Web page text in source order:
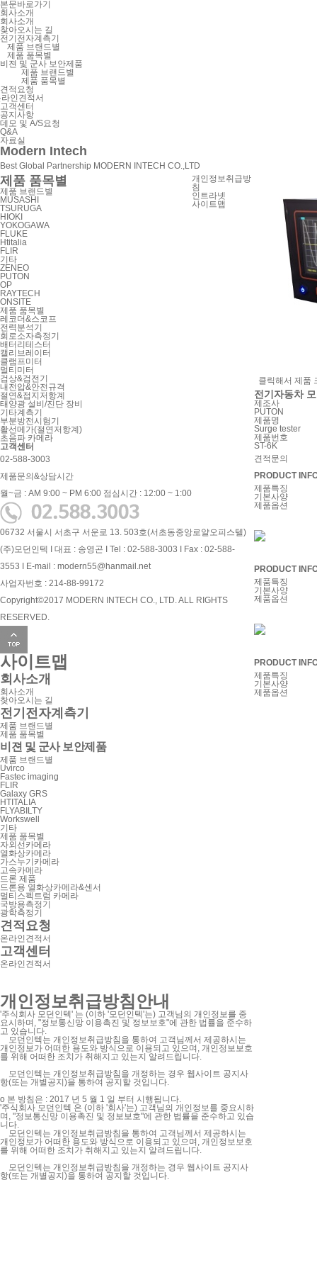
본문바로가기
회사소개
회사소개
찾아오시는 길
전기전자계측기
제품 브랜드별
제품 품목별
비젼 및 군사 보안제품
제품 브랜드별
제품 품목별
견적요청
인견적서
고객센터
공지사항
데모 및 A/S요청
Q&A
자료실
Modern Intech
Best Global Partnership MODERN INTECH CO.,LTD
제품 품목별
제품 브랜드별
MUSASHI
TSURUGA
HIOKI
YOKOGAWA
FLUKE
Htitalia
FLIR
기타
ZENEO
PUTON
OP
RAYTECH
ONSITE
제품 품목별
레코더&스코프
전력분석기
회로소자측정기
배터리테스터
캘리브레이터
클램프미터
멀티미터
검상&검전기
내전압&안전규격
절연&접지저항계
태양광 설비/진단 장비
기타계측기
부분방전시험기
활선메가(절연저항계)
초음파 카메라
고객센터
02-588-3003
제품문의&상담시간
월~금 : AM 9:00 ~ PM 6:00 점심시간 : 12:00 ~ 1:00
클릭해서 제품
전기자동차
제조사
PUTON
제품명
Surge tester
제품번호
ST-6K
견적문의
PRODUCT
제품특징
기본사양
제품옵션
PRODUCT
제품특징
기본사양
제품옵션
PRODUCT
제품특징
기본사양
제품옵션
개인정보취급방
침
인트라넷
사이트맵
06732 서울시 서초구 서운로 13. 503호(서초동중앙로얄오피스텔)
(주)모던인텍 I 대표 : 송영곤 I Tel : 02-588-3003 I Fax : 02-588-
3553 I E-mail : modern55@hanmail.net
사업자번호 : 214-88-99172
Copyright©2017 MODERN INTECH CO., LTD. ALL RIGHTS
RESERVED.
사이트맵
회사소개
회사소개
찾아오시는 길
전기전자계측기
제품 브랜드별
제품 품목별
비젼 및 군사 보안제품
제품 브랜드별
Uvirco
Fastec imaging
FLIR
Galaxy GRS
HTITALIA
FLYABILTY
Workswell
기타
제품 품목별
자외선카메라
열화상카메라
가스누기카메라
고속카메라
드론 제품
드론용 열화상카메라&센서
멀티스펙트럼 카메라
국방용측정기
광학측정기
견적요청
온라인견적서
고객센터
온라인견적서
개인정보취급방침안내
'주식회사 모던인텍' 는 (이하 '모던인텍'는) 고객님의 개인정보를 중
요시하며, "정보통신망 이용촉진 및 정보보호"에 관한 법률을 준수하
고 있습니다.
모던인텍는 개인정보취급방침을 통하여 고객님께서 제공하시는
개인정보가 어떠한 용도와 방식으로 이용되고 있으며, 개인정보보호
를 위해 어떠한 조치가 취해지고 있는지 알려드립니다.
모던인텍는 개인정보취급방침을 개정하는 경우 웹사이트 공지사
항(또는 개별공지)을 통하여 공지할 것입니다.
ο 본 방침은 : 2017 년 5 월 1 일 부터 시행됩니다.
'주식회사 모던인텍 은 (이하 '회사'는) 고객님의 개인정보를 중요시하
며, "정보통신망 이용촉진 및 정보보호"에 관한 법률을 준수하고 있습
니다.
모던인텍는 개인정보취급방침을 통하여 고객님께서 제공하시는
개인정보가 어떠한 용도와 방식으로 이용되고 있으며, 개인정보보호
를 위해 어떠한 조치가 취해지고 있는지 알려드립니다.
모던인텍는 개인정보취급방침을 개정하는 경우 웹사이트 공지사
항(또는 개별공지)을 통하여 공지할 것입니다.